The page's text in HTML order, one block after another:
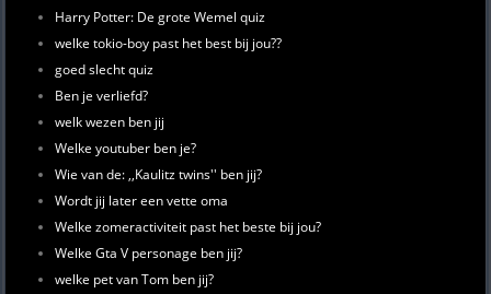
Harry Potter: De grote Wemel quiz
welke tokio-boy past het best bij jou??
goed slecht quiz
Ben je verliefd?
welk wezen ben jij
Welke youtuber ben je?
Wie van de: ,,Kaulitz twins'' ben jij?
Wordt jij later een vette oma
Welke zomeractiviteit past het beste bij jou?
Welke Gta V personage ben jij?
welke pet van Tom ben jij?